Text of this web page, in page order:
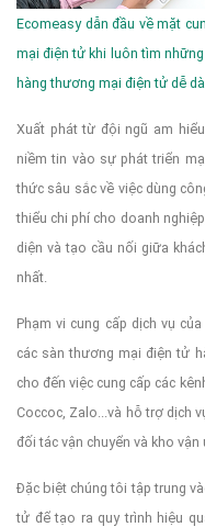
Ecomeasy dẫn đầu về mặt
mại điện tử khi luôn tìm
hàng thương mại điện tử dễ
Xuất phát từ đội ngũ am
niềm tin vào sự phát triển
thức sâu sắc về việc dùng
thiểu chi phí cho doanh
diện và tạo cầu nối giữa
nhất.
Phạm vi cung cấp dịch vụ
các sàn thương mại điện tử
cho đến việc cung cấp các
Coccoc, Zalo...và hỗ trợ dịch
đối tác vận chuyển và kho vận
Đặc biệt chúng tôi tập trung
tử để tạo ra quy trình hiệu